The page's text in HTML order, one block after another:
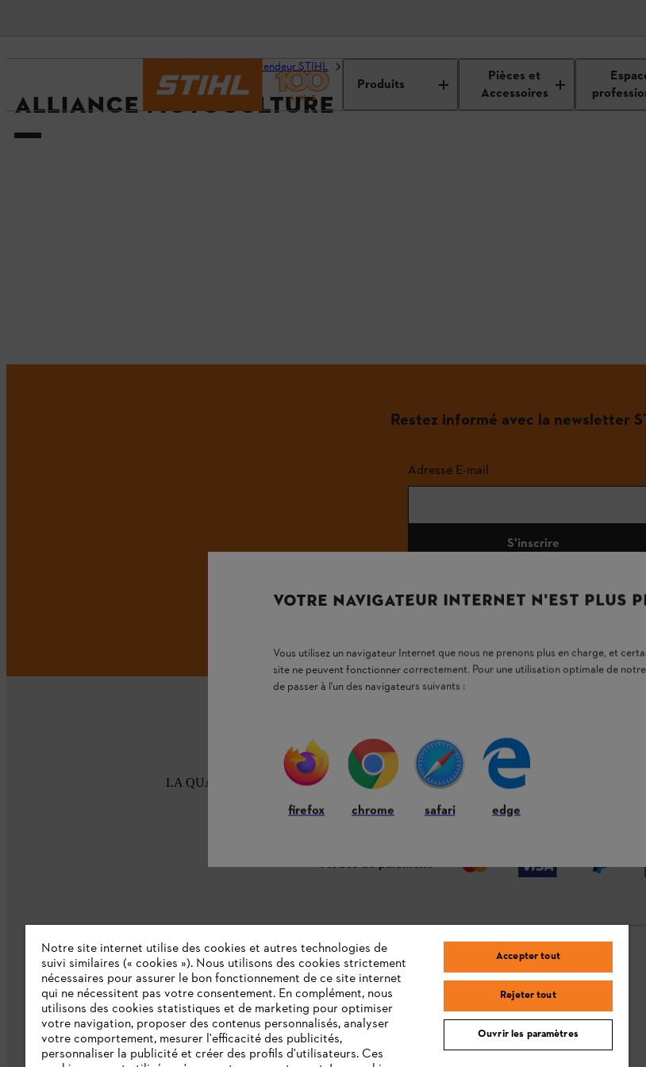
Produits
Pièces et
Accessoires
Trouvez un revendeur STIHL
ALLIANCE MOTOCULTURE
Restez informé avec la newsletter
Adresse E-mail
S'inscrire
LA QUALITÉ STIHL DEPUIS 100 ANS
LIVRAISON À DOMICILE OU CHEZ
Modes de paiement
L'Entreprise
Collections STIHL
Qui sommes-nous ?
Questions / Réponses
Moyens de paiement
Livraison
VOTRE NAVIGATEUR INTERNET N'EST PLUS
Vous utilisez un navigateur Internet que nous ne prenons plus en charge, et
site ne peuvent fonctionner correctement. Pour une utilisation optimale de
de passer à l'un des navigateurs suivants :
firefox chrome safari edge
Notre site internet utilise des cookies et autres technologies de
suivi similaires (« cookies »). Nous utilisons des cookies strictement
nécessaires pour assurer le bon fonctionnement de ce site internet
qui ne nécessitent pas votre consentement. En complément, nous
utilisons des cookies statistiques et de marketing pour optimiser
votre navigation, proposer des contenus personnalisés, analyser
votre comportement, mesurer l'efficacité des publicités,
personnaliser la publicité et créer des profils d'utilisateurs. Ces
Accepter tout
Rejeter tout
Ouvrir les paramètres